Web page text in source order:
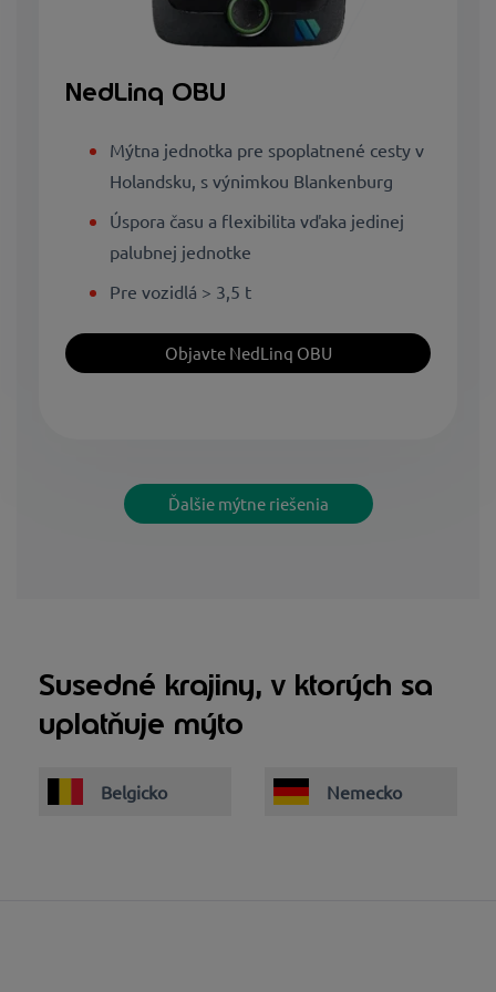
NedLinq OBU
Mýtna jednotka pre spoplatnené cesty v
Holandsku, s výnimkou Blankenburg
Úspora času a flexibilita vďaka jedinej
palubnej jednotke
Pre vozidlá > 3,5 t
Objavte NedLinq OBU
Ďalšie mýtne riešenia
Susedné krajiny, v ktorých sa
uplatňuje mýto
Belgicko Nemecko